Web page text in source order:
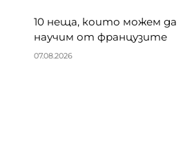
10 неща, които можем да
научим от французите
07.08.2026